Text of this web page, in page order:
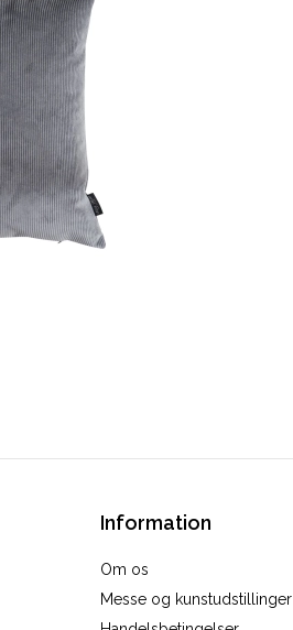
Information
Om os
Messe og kunstudstillinger